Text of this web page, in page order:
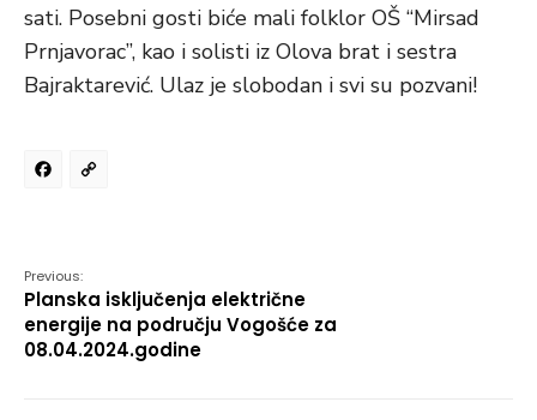
sati. Posebni gosti biće mali folklor OŠ “Mirsad
Prnjavorac”, kao i solisti iz Olova brat i sestra
Bajraktarević. Ulaz je slobodan i svi su pozvani!
Facebook
Previous:
Planska isključenja električne
energije na području Vogošće za
08.04.2024.godine